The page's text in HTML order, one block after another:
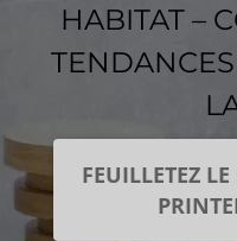
HABITAT –
FEUILLETEZ